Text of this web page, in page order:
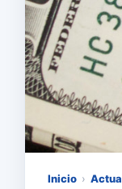
Inicio ›